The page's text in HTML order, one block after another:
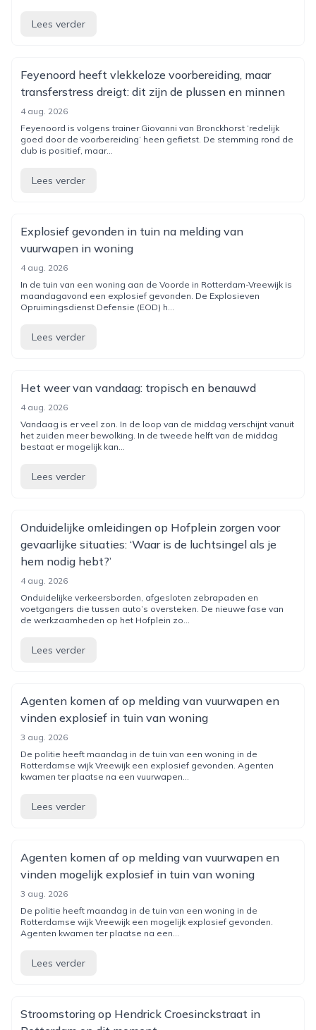
Lees verder
Feyenoord heeft vlekkeloze voorbereiding, maar
transferstress dreigt: dit zijn de plussen en minnen
4 aug. 2026
Feyenoord is volgens trainer Giovanni van Bronckhorst ‘redelijk
goed door de voorbereiding’ heen gefietst. De stemming rond de
club is positief, maar...
Lees verder
Explosief gevonden in tuin na melding van
vuurwapen in woning
4 aug. 2026
In de tuin van een woning aan de Voorde in Rotterdam-Vreewijk is
maandagavond een explosief gevonden. De Explosieven
Opruimingsdienst Defensie (EOD) h...
Lees verder
Het weer van vandaag: tropisch en benauwd
4 aug. 2026
Vandaag is er veel zon. In de loop van de middag verschijnt vanuit
het zuiden meer bewolking. In de tweede helft van de middag
bestaat er mogelijk kan...
Lees verder
Onduidelijke omleidingen op Hofplein zorgen voor
gevaarlijke situaties: ‘Waar is de luchtsingel als je
hem nodig hebt?’
4 aug. 2026
Onduidelijke verkeersborden, afgesloten zebrapaden en
voetgangers die tussen auto’s oversteken. De nieuwe fase van
de werkzaamheden op het Hofplein zo...
Lees verder
Agenten komen af op melding van vuurwapen en
vinden explosief in tuin van woning
3 aug. 2026
De politie heeft maandag in de tuin van een woning in de
Rotterdamse wijk Vreewijk een explosief gevonden. Agenten
kwamen ter plaatse na een vuurwapen...
Lees verder
Agenten komen af op melding van vuurwapen en
vinden mogelijk explosief in tuin van woning
3 aug. 2026
De politie heeft maandag in de tuin van een woning in de
Rotterdamse wijk Vreewijk een mogelijk explosief gevonden.
Agenten kwamen ter plaatse na een...
Lees verder
Stroomstoring op Hendrick Croesinckstraat in